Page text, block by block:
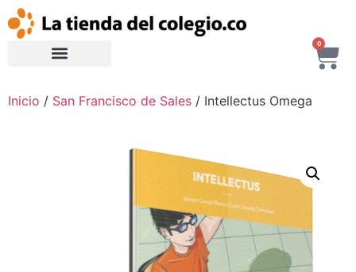
0
Inicio / San Francisco de Sales / Intellectus Omega